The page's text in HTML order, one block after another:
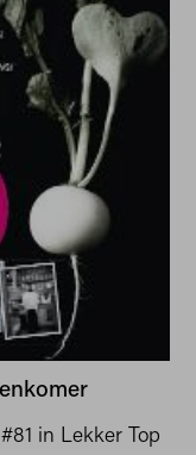
in Lekker Top